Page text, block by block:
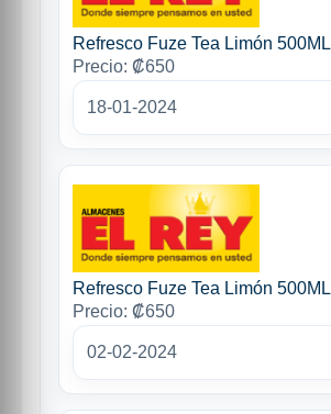
Refresco Fuze Tea Limón 500ML
Precio: ₡650
18-01-2024
Refresco Fuze Tea Limón 500ML
Precio: ₡650
02-02-2024